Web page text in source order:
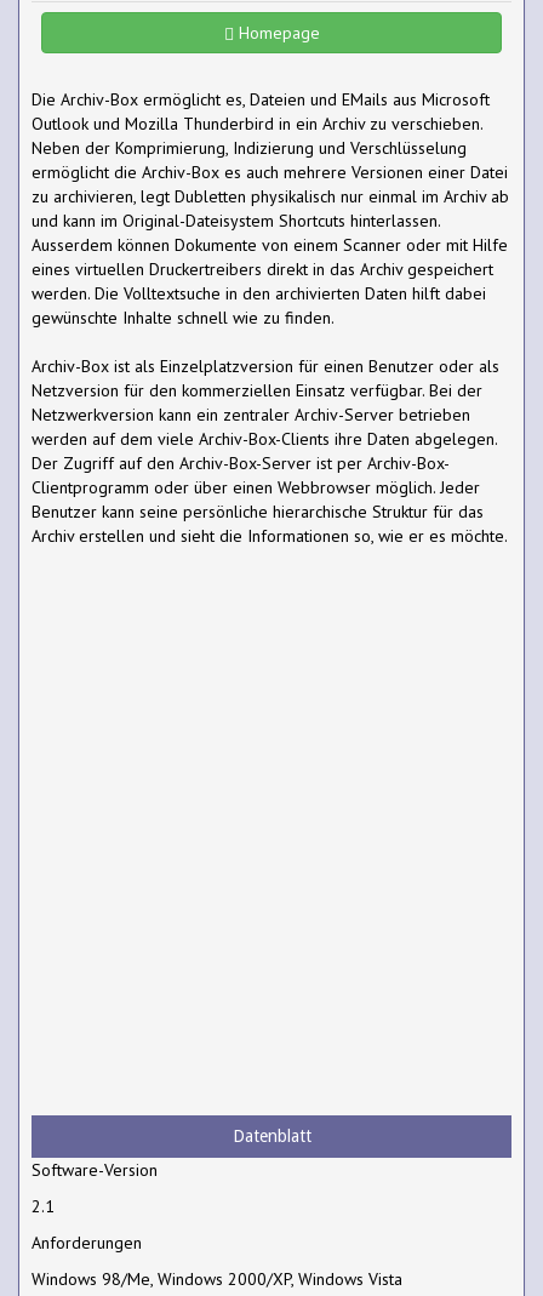
Homepage
Die Archiv-Box ermöglicht es, Dateien und EMails aus Microsoft
Outlook und Mozilla Thunderbird in ein Archiv zu verschieben.
Neben der Komprimierung, Indizierung und Verschlüsselung
ermöglicht die Archiv-Box es auch mehrere Versionen einer Datei
zu archivieren, legt Dubletten physikalisch nur einmal im Archiv ab
und kann im Original-Dateisystem Shortcuts hinterlassen.
Ausserdem können Dokumente von einem Scanner oder mit Hilfe
eines virtuellen Druckertreibers direkt in das Archiv gespeichert
werden. Die Volltextsuche in den archivierten Daten hilft dabei
gewünschte Inhalte schnell wie zu finden.
Archiv-Box ist als Einzelplatzversion für einen Benutzer oder als
Netzversion für den kommerziellen Einsatz verfügbar. Bei der
Netzwerkversion kann ein zentraler Archiv-Server betrieben
werden auf dem viele Archiv-Box-Clients ihre Daten abgelegen.
Der Zugriff auf den Archiv-Box-Server ist per Archiv-Box-
Clientprogramm oder über einen Webbrowser möglich. Jeder
Benutzer kann seine persönliche hierarchische Struktur für das
Archiv erstellen und sieht die Informationen so, wie er es möchte.
Datenblatt
Software-Version
2.1
Anforderungen
Windows 98/Me, Windows 2000/XP, Windows Vista